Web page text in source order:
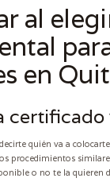
al
en
certificado
quién va a
procedimientos
o no te la quieren